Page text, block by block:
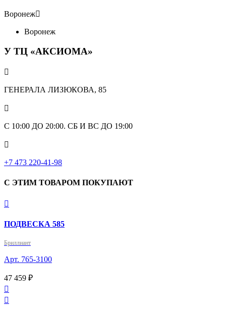
Воронеж
Воронеж
У ТЦ «АКСИОМА»

ГЕНЕРАЛА ЛИЗЮКОВА, 85

С 10:00 ДО 20:00. СБ И ВС ДО 19:00

+7 473 220-41-98
С ЭТИМ ТОВАРОМ ПОКУПАЮТ

ПОДВЕСКА 585
Бриллиант
Арт. 765-3100
47 459 ₽

